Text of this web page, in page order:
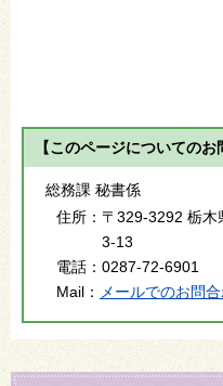
【このページについてのお
総務課 秘書係
住所： 〒329-3292 栃木
3-13
電話： 0287-72-6901
Mail：
メールでのお問